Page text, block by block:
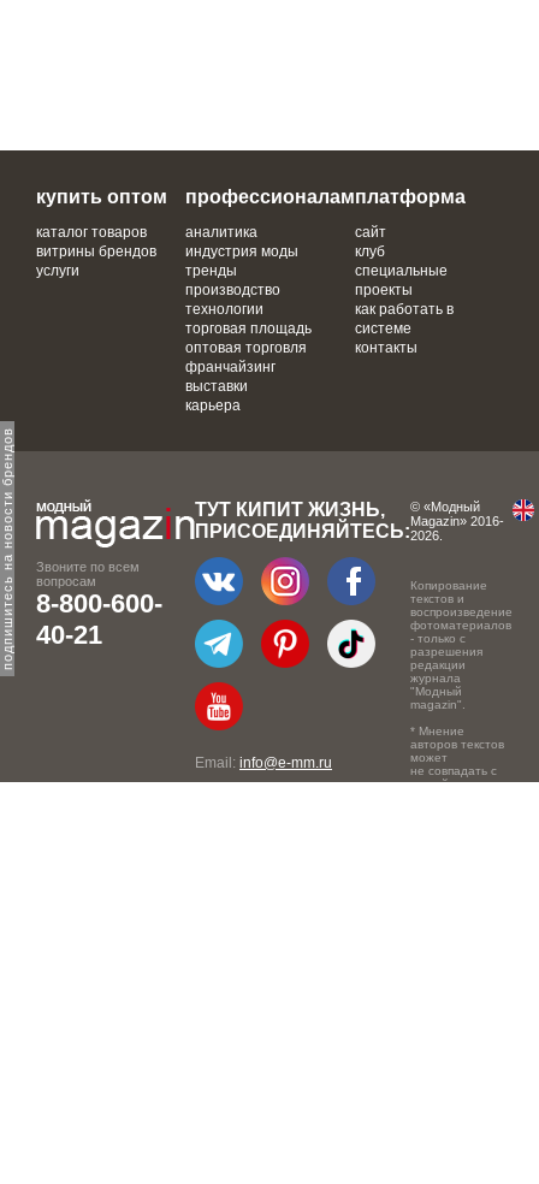
подпишитесь на новости брендов
купить оптом
каталог товаров
витрины брендов
услуги
профессионалам
аналитика
индустрия моды
тренды
производство
технологии
торговая площадь
оптовая торговля
франчайзинг
выставки
карьера
платформа
сайт
клуб
специальные
проекты
как работать в
системе
контакты
Звоните по всем
вопросам
8-800-600-
40-21
ТУТ КИПИТ ЖИЗНЬ,
ПРИСОЕДИНЯЙТЕСЬ:
Email: info@e-mm.ru
© «Модный
Magazin» 2016-
2026.
Копирование
текстов и
воспроизведение
фотоматериалов
- только с
разрешения
редакции
журнала
"Модный
magazin".
* Мнение
авторов текстов
может
не совпадать с
точкой зрения